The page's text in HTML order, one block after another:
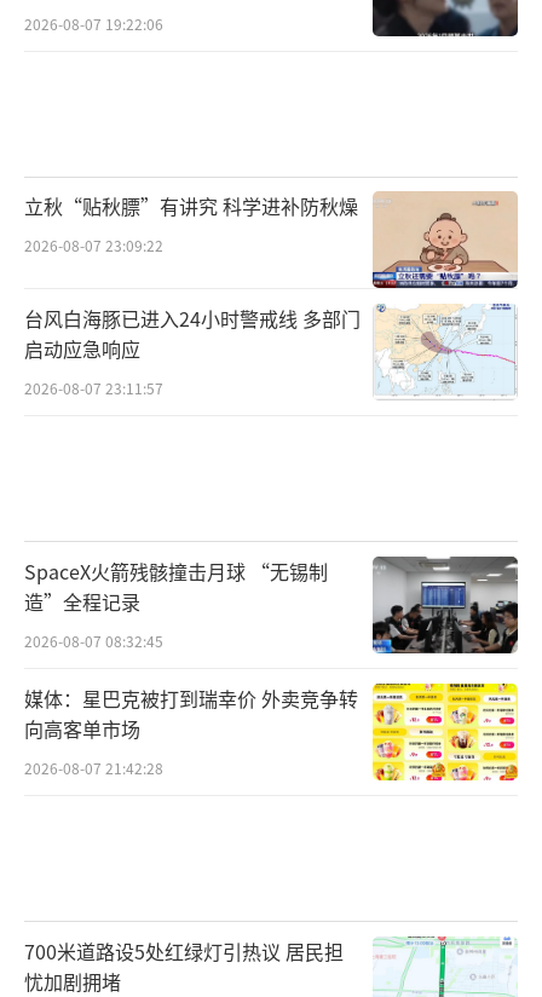
2026-08-07 19:22:06
立秋“贴秋膘”有讲究 科学进补防秋燥
2026-08-07 23:09:22
台风白海豚已进入24小时警戒线 多部门
启动应急响应
2026-08-07 23:11:57
SpaceX火箭残骸撞击月球 “无锡制
造”全程记录
2026-08-07 08:32:45
媒体：星巴克被打到瑞幸价 外卖竞争转
向高客单市场
2026-08-07 21:42:28
700米道路设5处红绿灯引热议 居民担
忧加剧拥堵